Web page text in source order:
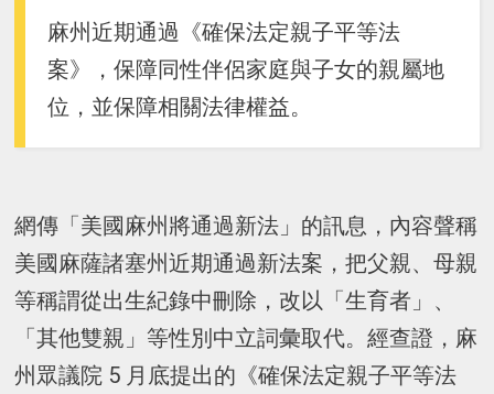
麻州近期通過《確保法定親子平等法
案》，保障同性伴侶家庭與子女的親屬地
位，並保障相關法律權益。
網傳「美國麻州將通過新法」的訊息，內容聲稱
美國麻薩諸塞州近期通過新法案，把父親、母親
等稱謂從出生紀錄中刪除，改以「生育者」、
「其他雙親」等性別中立詞彙取代。經查證，麻
州眾議院 5 月底提出的《確保法定親子平等法